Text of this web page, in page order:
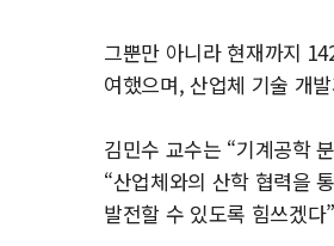
그뿐만 아니라 현재까지
여했으며, 산업체 기술 개
김민수 교수는 “기계공학
“산업체와의 산학 협력을
발전할 수 있도록 힘쓰겠